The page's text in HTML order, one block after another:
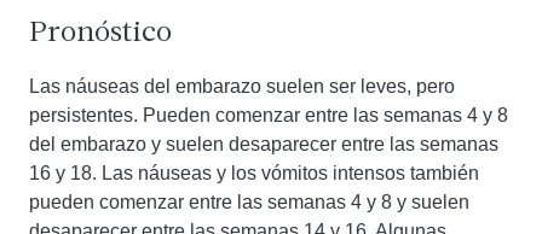
Pronóstico
Las náuseas del embarazo suelen ser leves, pero
persistentes. Pueden comenzar entre las semanas 4 y 8
del embarazo y suelen desaparecer entre las semanas
16 y 18. Las náuseas y los vómitos intensos también
pueden comenzar entre las semanas 4 y 8 y suelen